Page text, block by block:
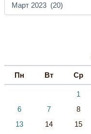
Пн Вт Ср
1
6
7 8
13
14 15